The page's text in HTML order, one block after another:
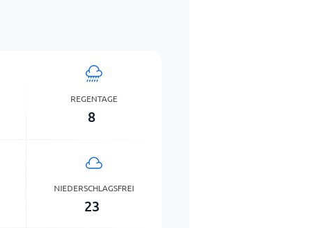
REGENTAGE
8
NIEDERSCHLAGSFREI
23